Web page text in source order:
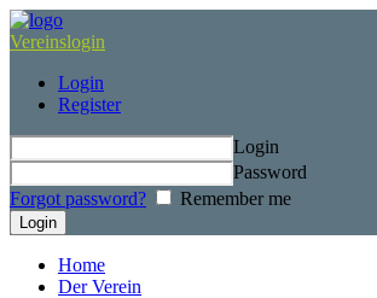
Vereinslogin
Login
Register
Login
Password
Forgot password?
Remember me
Home
Der Verein